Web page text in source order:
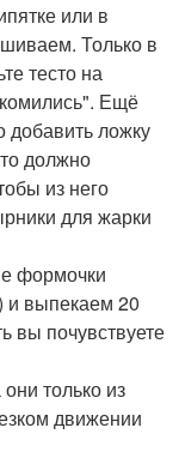
или в
Только в
тесто на
Ещё
добавить ложку
должно
из него
для жарки
формочки
и выпекаем 20
вы почувствуете
только из
движении